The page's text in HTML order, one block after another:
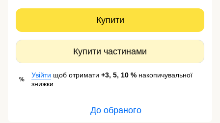
Купити
Купити частинами
%
Увійти щоб отримати +3, 5, 10 % накопичувальної
знижки
До обраного